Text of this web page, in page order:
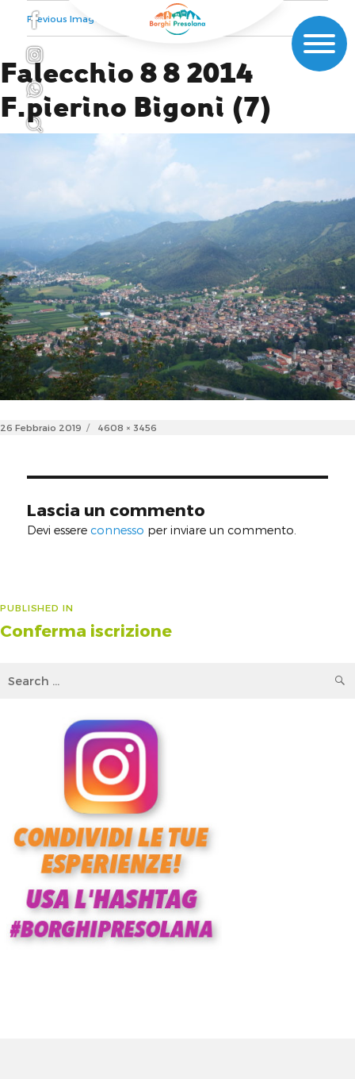
Previous Image Next Image
Falecchio 8 8 2014
F.pierino Bigoni (7)
Posted
26 Febbraio 2019
Full
4608 × 3456
Lascia un commento
Devi essereconnesso per inviare un commento.
Navigazione
articoli
PUBLISHED IN
Conferma iscrizione